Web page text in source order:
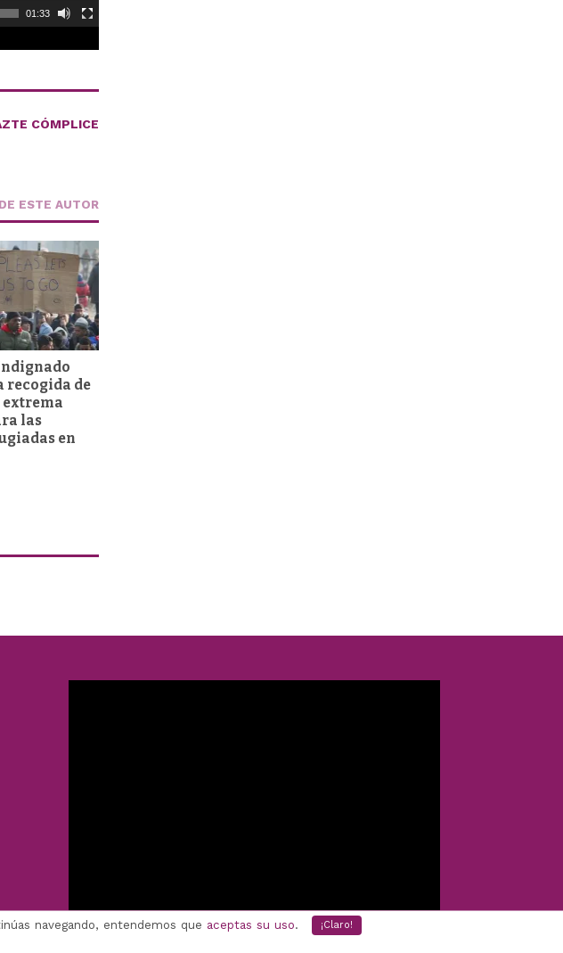
01:33
CÓMPLICE
ESTE AUTOR
recogida de
extrema
las
en
navegando, entendemos que aceptas su uso. ¡Claro!